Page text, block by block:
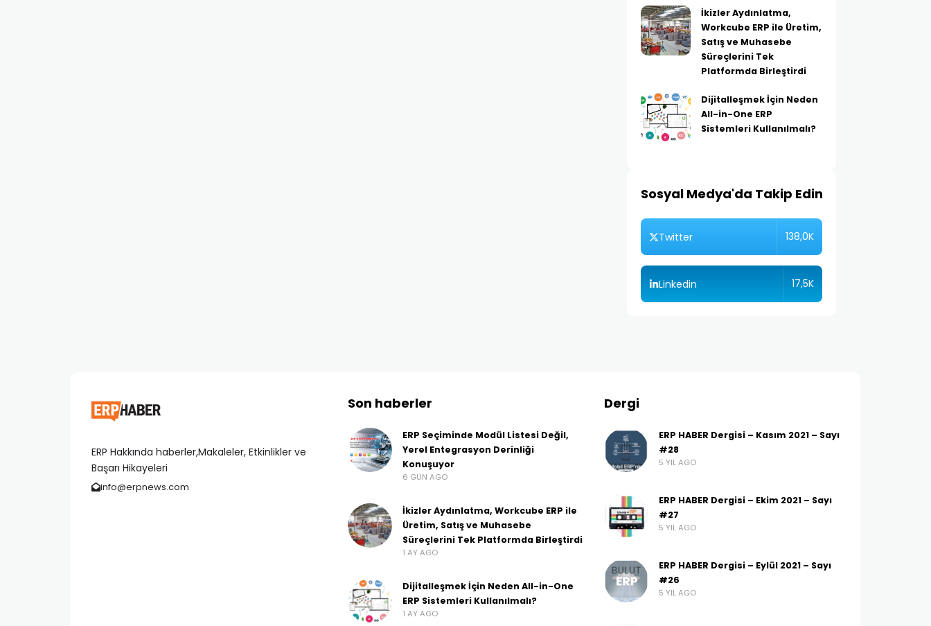
İkizler Aydınlatma,
Workcube ERP ile Üretim,
Satış ve Muhasebe
Süreçlerini Tek
Platformda Birleştirdi
Dijitalleşmek İçin Neden
All-in-One ERP
Sistemleri Kullanılmalı?
Sosyal Medya'da Takip Edin
Twitter 138,0K
Linkedin 17,5K
ERP Hakkında haberler,Makaleler, Etkinlikler ve
Başarı Hikayeleri
info@erpnews.com
Son haberler
ERP Seçiminde Modül Listesi Değil,
Yerel Entegrasyon Derinliği
Konuşuyor
6 GÜN AGO
İkizler Aydınlatma, Workcube ERP ile
Üretim, Satış ve Muhasebe
Süreçlerini Tek Platformda Birleştirdi
1 AY AGO
Dijitalleşmek İçin Neden All-in-One
ERP Sistemleri Kullanılmalı?
1 AY AGO
Dergi
ERP HABER Dergisi – Kasım 2021 – Sayı
#28
5 YIL AGO
ERP HABER Dergisi – Ekim 2021 – Sayı
#27
5 YIL AGO
ERP HABER Dergisi – Eylül 2021 – Sayı
#26
5 YIL AGO